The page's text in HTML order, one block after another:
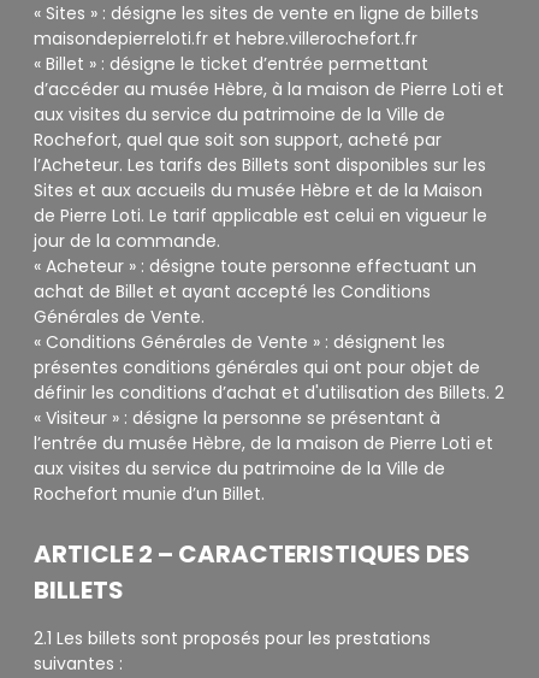
« Sites » : désigne les sites de vente en ligne de billets
maisondepierreloti.fr et hebre.villerochefort.fr
« Billet » : désigne le ticket d’entrée permettant
d’accéder au musée Hèbre, à la maison de Pierre Loti et
aux visites du service du patrimoine de la Ville de
Rochefort, quel que soit son support, acheté par
l’Acheteur. Les tarifs des Billets sont disponibles sur les
Sites et aux accueils du musée Hèbre et de la Maison
de Pierre Loti. Le tarif applicable est celui en vigueur le
jour de la commande.
« Acheteur » : désigne toute personne effectuant un
achat de Billet et ayant accepté les Conditions
Générales de Vente.
« Conditions Générales de Vente » : désignent les
présentes conditions générales qui ont pour objet de
définir les conditions d’achat et d'utilisation des Billets. 2
« Visiteur » : désigne la personne se présentant à
l’entrée du musée Hèbre, de la maison de Pierre Loti et
aux visites du service du patrimoine de la Ville de
Rochefort munie d’un Billet.
ARTICLE 2 – CARACTERISTIQUES DES
BILLETS
2.1 Les billets sont proposés pour les prestations
suivantes :